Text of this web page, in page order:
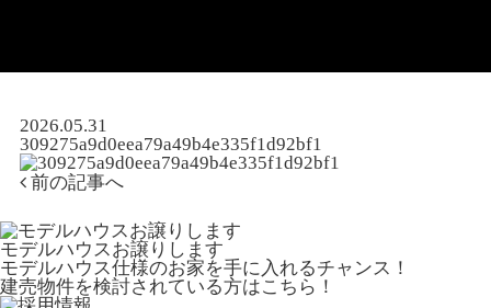
2026.05.31
309275a9d0eea79a49b4e335f1d92bf1
前の記事へ
モデルハウスお譲りします
モデルハウス仕様のお家を手に入れるチャンス！
建売物件を検討されている方はこちら！